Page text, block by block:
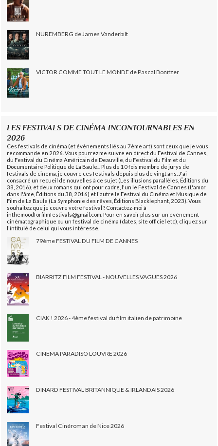
NUREMBERG de James Vanderbilt
VICTOR COMME TOUT LE MONDE de Pascal Bonitzer
LES FESTIVALS DE CINÉMA INCONTOURNABLES EN
2026
Ces festivals de cinéma (et évènements liés au 7ème art) sont ceux que je vous
recommande en 2026. Vous pourrez me suivre en direct du Festival de Cannes,
du Festival du Cinéma Américain de Deauville, du Festival du Film et du
Documentaire Politique de La Baule... Plus de 10 fois membre de jurys de
festivals de cinéma, je couvre ces festivals depuis plus de vingt ans. J'ai
consacré un recueil de nouvelles à ce sujet (Les illusions parallèles, Éditions du
38, 2016), et deux romans qui ont pour cadre, l'un le Festival de Cannes (L'amor
dans l'âme, Éditions du 38, 2016) et l'autre le Festival du Cinéma et Musique de
Film de La Baule (La Symphonie des rêves, Éditions Blacklephant, 2023). Vous
souhaitez que je couvre votre festival ? Contactez-moi à
inthemoodforfilmfestivals@gmail.com. Pour en savoir plus sur un évènement
cinématographique ou un festival de cinéma (dates, site officiel etc), cliquez sur
l'intitulé de celui qui vous intéresse.
79ème FESTIVAL DU FILM DE CANNES
BIARRITZ FILM FESTIVAL - NOUVELLES VAGUES 2026
CIAK ! 2026 - 4ème festival du film italien de patrimoine
CINEMA PARADISO LOUVRE 2026
DINARD FESTIVAL BRITANNIQUE & IRLANDAIS 2026
Festival Cinéroman de Nice 2026